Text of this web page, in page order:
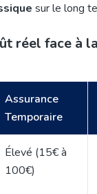
sur le long
réel face à
Assurance
Temporaire
Élevé (15€ à
100€)